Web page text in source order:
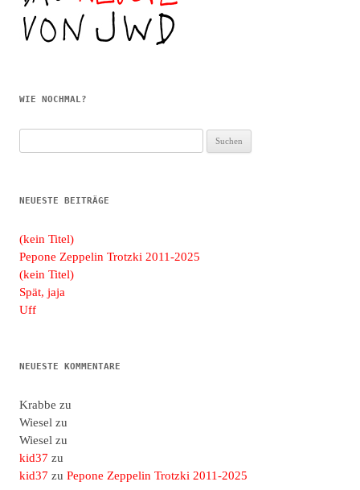
WIE NOCHMAL?
nach:
NEUESTE BEITRÄGE
(kein Titel)
Pepone Zeppelin Trotzki 2011-2025
(kein Titel)
Spät, jaja
Uff
NEUESTE KOMMENTARE
Krabbe zu
Wiesel zu
Wiesel zu
kid37 zu
kid37 zu Pepone Zeppelin Trotzki 2011-2025